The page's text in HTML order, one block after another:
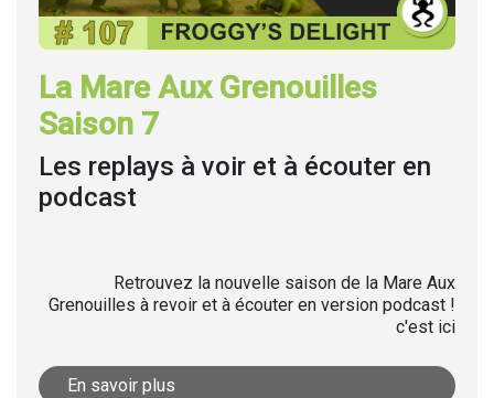
La Mare Aux Grenouilles
Saison 7
Les replays à voir et à écouter en
podcast
Retrouvez la nouvelle saison de la Mare Aux
Grenouilles à revoir et à écouter en version podcast !
c'est ici
En savoir plus